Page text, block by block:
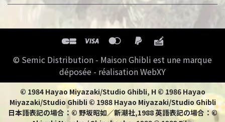
© Semic Distribution - Maison Ghibli est une marque
déposée - réalisation WebXY
© 1984 Hayao Miyazaki/Studio Ghibli, H © 1986 Hayao
Miyazaki/Studio Ghibli © 1988 Hayao Miyazaki/Studio Ghibli
日本語表記の場合：© 野坂昭如／新潮社,1988 英語表記の場合：©